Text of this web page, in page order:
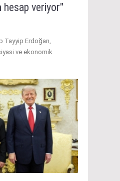
hesap veriyor"
Tayyip Erdoğan,
ve ekonomik